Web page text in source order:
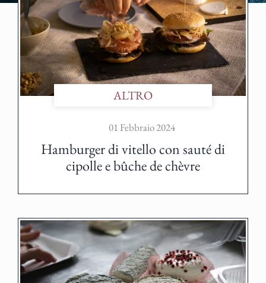
ALTRO
01 Febbraio 2024
Hamburger di vitello con sauté di
cipolle e bûche de chèvre